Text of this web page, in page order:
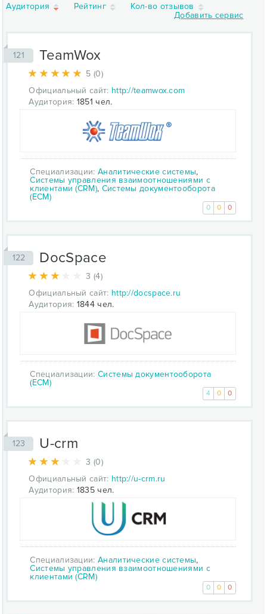
Аудитория Рейтинг
Кол-во отзывов
Добавить сервис
121 TeamWox
5 (0)
Официальный сайт: http://teamwox.com
Аудитория: 1851 чел.
Специализации: Аналитические системы,
Системы управления взаимоотношениями с
клиентами (CRM), Системы документооборота
(ECM)
0 0 0
122 DocSpace
3 (4)
Официальный сайт: http://docspace.ru
Аудитория: 1844 чел.
Специализации: Системы документооборота
(ECM)
4 0 0
123 U-crm
3 (0)
Официальный сайт: http://u-crm.ru
Аудитория: 1835 чел.
Специализации: Аналитические системы,
Системы управления взаимоотношениями с
клиентами (CRM)
0 0 0